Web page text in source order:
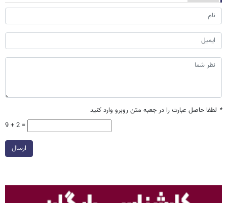
* لطفا حاصل عبارت را در جعبه متن روبرو وارد کنید
9 + 2 =
ارسال